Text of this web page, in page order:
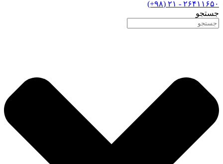
۲۶۴۱۱۶۵۰ - ۲۱ (۹۸+)
جستجو